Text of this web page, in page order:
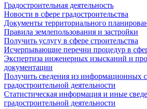
Градостроительная деятельность
Новости в сфере градостроительства
Документы территориального
Правила землепользования и застройки
Получить услугу в сфере строительства
Исчерпывающие перечни процедур в
Экспертиза инженерных изысканий и
документации
Получить сведения из информационных
градостроительной деятельности
Статистическая информация и иные
градостроительной деятельности